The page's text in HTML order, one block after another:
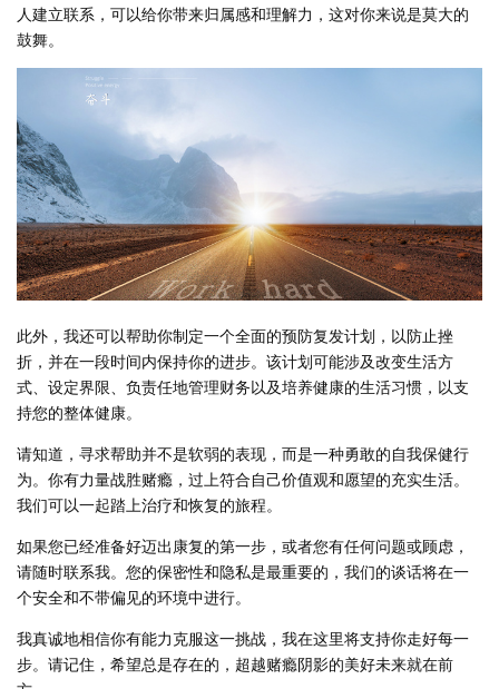
人建立联系，可以给你带来归属感和理解力，这对你来说是莫大的
鼓舞。
此外，我还可以帮助你制定一个全面的预防复发计划，以防止挫
折，并在一段时间内保持你的进步。该计划可能涉及改变生活方
式、设定界限、负责任地管理财务以及培养健康的生活习惯，以支
持您的整体健康。
请知道，寻求帮助并不是软弱的表现，而是一种勇敢的自我保健行
为。你有力量战胜赌瘾，过上符合自己价值观和愿望的充实生活。
我们可以一起踏上治疗和恢复的旅程。
如果您已经准备好迈出康复的第一步，或者您有任何问题或顾虑，
请随时联系我。您的保密性和隐私是最重要的，我们的谈话将在一
个安全和不带偏见的环境中进行。
我真诚地相信你有能力克服这一挑战，我在这里将支持你走好每一
步。请记住，希望总是存在的，超越赌瘾阴影的美好未来就在前